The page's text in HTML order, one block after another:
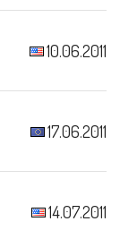
10.06.2011
17.06.2011
14.07.2011